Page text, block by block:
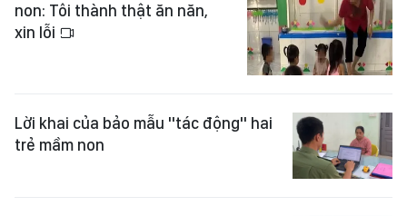
non: Tôi thành thật ăn năn,
xin lỗi
Lời khai của bảo mẫu "tác động" hai
trẻ mầm non